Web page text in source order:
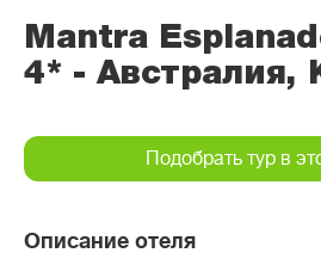
Mantra
4* - Австралия,
Описание отеля
Подобрать тур в